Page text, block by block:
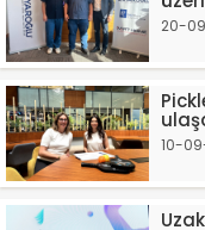
20-
10-